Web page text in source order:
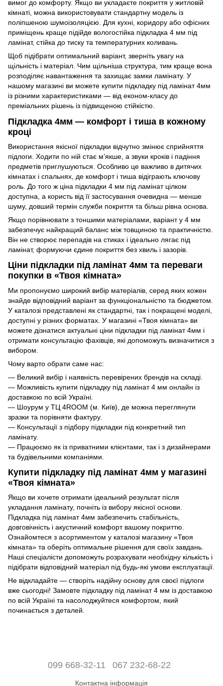
вимог до комфорту. Якщо ви укладаєте покриття у житловій
кімнаті, можна використовувати стандартну модель із
поліпшеною шумоізоляцією. Для кухні, коридору або офісних
приміщень краще підійде вологостійка підкладка 4 мм під
ламінат, стійка до тиску та температурних коливань.
Щоб підібрати оптимальний варіант, зверніть увагу на
щільність і матеріал. Чим щільніша структура, тим краще вона
розподіляє навантаження та захищає замки ламінату. У
нашому магазині ви можете купити підкладку під ламінат 4мм
із різними характеристиками — від економ-класу до
преміальних рішень із підвищеною стійкістю.
Підкладка 4мм — комфорт і тиша в кожному
кроці
Використання якісної підкладки відчутно змінює сприйняття
підлоги. Ходити по ній стає м’якше, а звуки кроків і падіння
предметів приглушуються. Особливо це важливо в дитячих
кімнатах і спальнях, де комфорт і тиша відіграють ключову
роль. До того ж ціна підкладки 4 мм під ламінат цілком
доступна, а користь від її застосування очевидна — менше
шуму, довший термін служби покриття та більш рівна основа.
Якщо порівнювати з тоншими матеріалами, варіант у 4 мм
забезпечує найкращий баланс між товщиною та практичністю.
Він не створює перепадів на стиках і ідеально лягає під
ламінат, формуючи єдине покриття без хвиль і зазорів.
Ціни підкладки під ламінат 4мм та переваги
покупки в «Твоя кімната»
Ми пропонуємо широкий вибір матеріалів, серед яких кожен
знайде відповідний варіант за функціональністю та бюджетом.
У каталозі представлені як стандартні, так і покращені моделі,
доступні у різних форматах. У магазині «Твоя кімната» ви
можете дізнатися актуальні ціни підкладки під ламінат 4мм і
отримати консультацію фахівців, які допоможуть визначитися з
вибором.
Чому варто обрати саме нас:
— Великий вибір і наявність перевірених брендів на складі.
— Можливість купити підкладку під ламінат 4 мм онлайн із
доставкою по всій Україні.
— Шоурум у ТЦ 4ROOM (м. Київ), де можна переглянути
зразки та порівняти фактуру.
— Консультації з підбору підкладки під конкретний тип
ламінату.
— Працюємо як із приватними клієнтами, так і з дизайнерами
та будівельними компаніями.
Купити підкладку під ламінат 4мм у магазині
«Твоя кімната»
Якщо ви хочете отримати ідеальний результат після
укладання ламінату, почніть із вибору якісної основи.
Підкладка під ламінат 4мм забезпечить стабільність,
довговічність і акустичний комфорт вашому покриттю.
Ознайомтеся з асортиментом у каталозі магазину «Твоя
кімната» та оберіть оптимальне рішення для своїх завдань.
Наші спеціалісти допоможуть розрахувати необхідну кількість і
підібрати відповідний матеріал під будь-які умови експлуатації.
Не відкладайте — створіть надійну основу для своєї підлоги
вже сьогодні! Замовте підкладку під ламінат 4 мм із доставкою
по всій Україні та насолоджуйтеся комфортом, який
починається з деталей.
099 668-32-11 067 232-68-22
Контактна інформація